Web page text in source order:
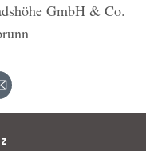
GmbH & Co.